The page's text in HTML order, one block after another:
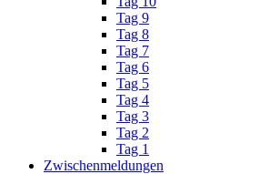
Tag 9
Tag 8
Tag 7
Tag 6
Tag 5
Tag 4
Tag 3
Tag 2
Tag 1
Zwischenmeldungen